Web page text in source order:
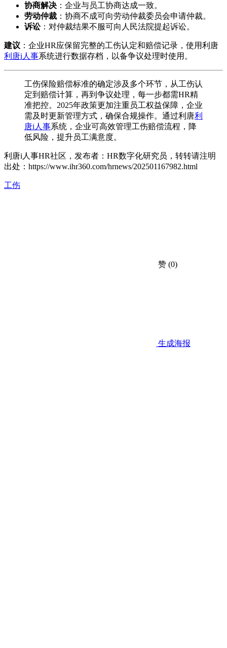
协商解决 ：企业与员工协商达成一致。
劳动仲裁 ：协商不成可向劳动仲裁委员会申请仲裁。
诉讼：对仲裁结果不服可向人民法院提起诉讼。
建议 ：企业HR应保留完整的工伤认定和赔偿记录，使用利唐
利唐i人事系统进行数据存档，以备争议处理时使用。
工伤保险赔偿标准的确定涉及多个环节，从工伤认
定到赔偿计算，再到争议处理，每一步都需HR精
准把控。2025年政策更加注重员工权益保障，企业
需及时更新管理方式，确保合规操作。通过利唐利
唐i人事系统，企业可高效管理工伤赔偿流程，降
低风险，提升员工满意度。
利唐i人事HR社区，发布者：HR数字化研究员，转转请注明
出处： https://www.ihr360.com/hrnews/202501167982.html
工伤
赞 (0)
生成海报